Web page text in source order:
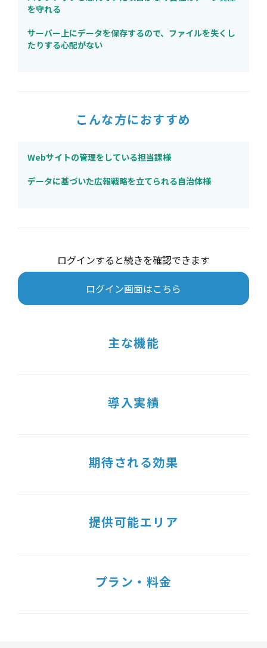
を守れる
サーバー上にデータを保存するので、ファイルを失くし
たりする心配がない
こんな方におすすめ
Webサイトの管理をしている担当課様
データに基づいた広報戦略を立てられる自治体様
ログインすると続きを確認できます
ログイン画面はこちら
主な機能
導入実績
期待される効果
提供可能エリア
プラン・料金